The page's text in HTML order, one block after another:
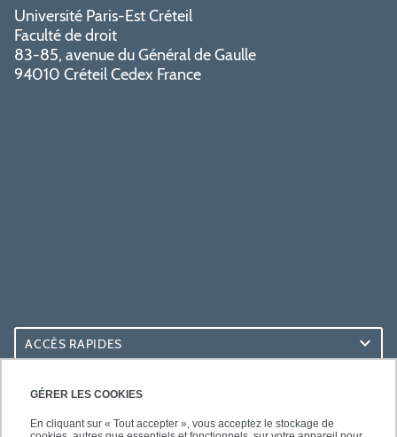
GÉRER LES COOKIES
En cliquant sur « Tout accepter », vous acceptez le stockage de
Université Paris-Est Créteil
Faculté de droit
83-85, avenue du Général de Gaulle
94010 Créteil Cedex France
ACCÈS RAPIDES
ACCÈS PRATIQUES